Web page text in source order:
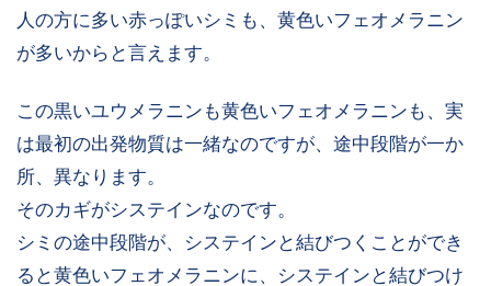
人の方に多い赤っぽいシミも、黄色いフェオメラニン
が多いからと言えます。
この黒いユウメラニンも黄色いフェオメラニンも、実
は最初の出発物質は一緒なのですが、途中段階が一か
所、異なります。
そのカギがシステインなのです。
シミの途中段階が、システインと結びつくことができ
ると黄色いフェオメラニンに、システインと結びつけ